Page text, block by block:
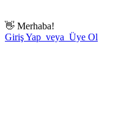
👋 Merhaba!
Giriş Yap veya Üye Ol